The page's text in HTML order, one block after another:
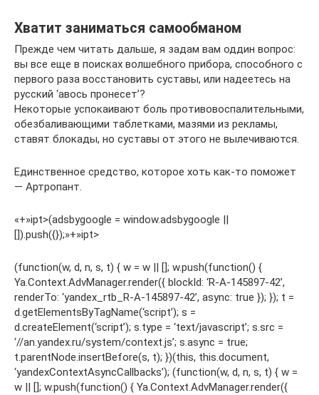
Хватит заниматься самообманом
Прежде чем читать дальше, я задам вам оддин вопрос:
вы все еще в поисках волшебного прибора, способного с
первого раза восстановить суставы, или надеетесь на
русский ‘авось пронесет’?
Некоторые успокаивают боль противовоспалительными,
обезбаливающими таблетками, мазями из рекламы,
ставят блокады, но суставы от этого не вылечиваются.
Единственное средство, которое хоть как-то поможет
— Артропант.
«+»ipt>(adsbygoogle = window.adsbygoogle ||
[]).push({});»+»ipt>
(function(w, d, n, s, t) { w = w || []; w.push(function() {
Ya.Context.AdvManager.render({ blockId: ‘R-A-145897-42’,
renderTo: ‘yandex_rtb_R-A-145897-42’, async: true }); }); t =
d.getElementsByTagName(‘script’); s =
d.createElement(‘script’); s.type = ‘text/javascript’; s.src =
‘//an.yandex.ru/system/context.js’; s.async = true;
t.parentNode.insertBefore(s, t); })(this, this.document,
‘yandexContextAsyncCallbacks’); (function(w, d, n, s, t) { w =
w || []; w.push(function() { Ya.Context.AdvManager.render({